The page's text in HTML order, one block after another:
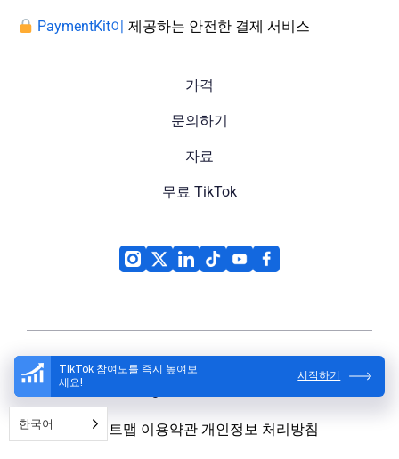
TikTok 참여도를 즉시 높여보
세요!
시작하기
PaymentKit이 제공하는 안전한 결제 서비스
가격
문의하기
자료
무료 TikTok
사이트맵 이용약관 개인정보 처리방침
한국어